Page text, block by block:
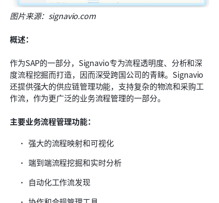
图片来源：signavio.com
概述：
作为SAP的一部分，Signavio专为流程透明度、分析和深
度流程挖掘而打造，因而深受跨国公司的青睐。Signavio
还提供强大的供应链管理功能，支持复杂的物流和采购工
作流，作为更广泛的业务流程管理的一部分。
主要业务流程管理功能：
强大的流程映射和可视化
端到端流程挖掘和实时分析
自动化工作流发现